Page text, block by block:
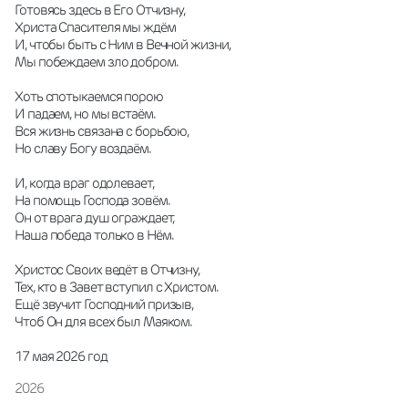
Готовясь здесь в Его Отчизну,
Христа Спасителя мы ждём
И, чтобы быть с Ним в Вечной жизни,
Мы побеждаем зло добром.
Хоть спотыкаемся порою
И падаем, но мы встаём.
Вся жизнь связана с борьбою,
Но славу Богу воздаём.
И, когда враг одолевает,
На помощь Господа зовём.
Он от врага душ ограждает,
Наша победа только в Нём.
Христос Своих ведёт в Отчизну,
Тех, кто в Завет вступил с Христом.
Ещё звучит Господний призыв,
Чтоб Он для всех был Маяком.
17 мая 2026 год
2026